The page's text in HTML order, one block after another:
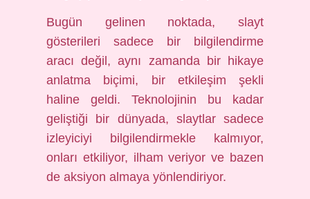
Bugün gelinen noktada, slayt
gösterileri sadece bir bilgilendirme
aracı değil, aynı zamanda bir hikaye
anlatma biçimi, bir etkileşim şekli
haline geldi. Teknolojinin bu kadar
geliştiği bir dünyada, slaytlar sadece
izleyiciyi bilgilendirmekle kalmıyor,
onları etkiliyor, ilham veriyor ve bazen
de aksiyon almaya yönlendiriyor.